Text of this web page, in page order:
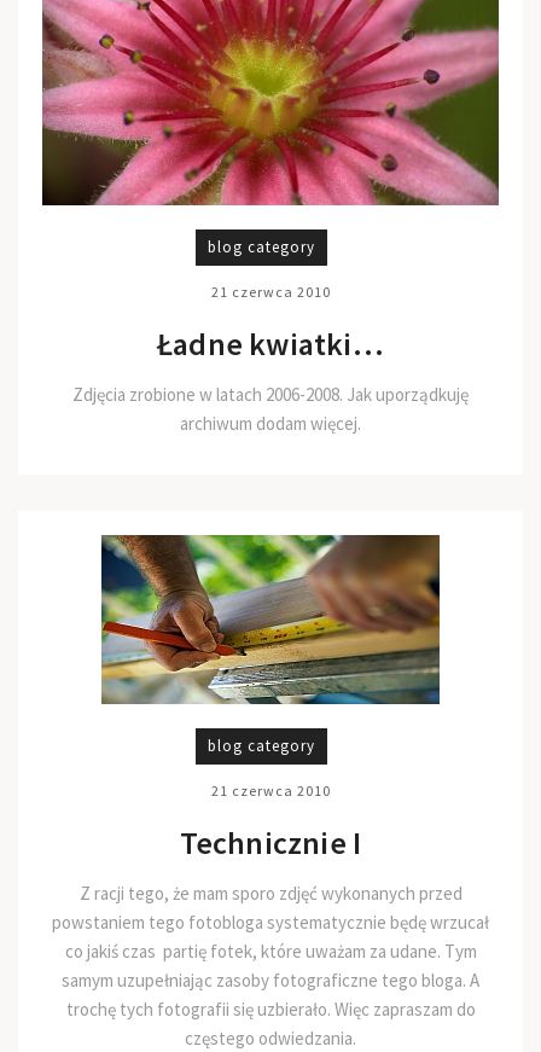
blog category
21 czerwca 2010
Ładne kwiatki…
Zdjęcia zrobione w latach 2006-2008. Jak uporządkuję
archiwum dodam więcej.
blog category
21 czerwca 2010
Technicznie I
Z racji tego, że mam sporo zdjęć wykonanych przed
powstaniem tego fotobloga systematycznie będę wrzucał
co jakiś czas partię fotek, które uważam za udane. Tym
samym uzupełniając zasoby fotograficzne tego bloga. A
trochę tych fotografii się uzbierało. Więc zapraszam do
częstego odwiedzania.